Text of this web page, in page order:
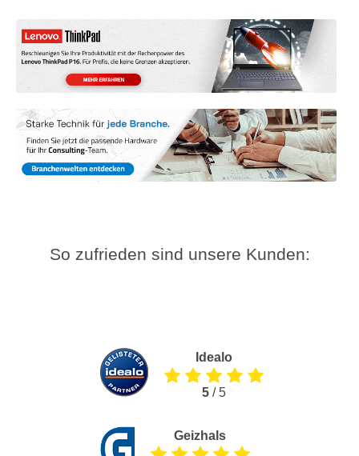
So zufrieden sind unsere Kunden:
Idealo
5/ 5
Geizhals